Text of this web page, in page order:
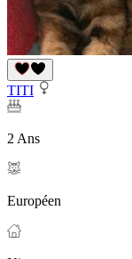
TITI
2 Ans
Européen